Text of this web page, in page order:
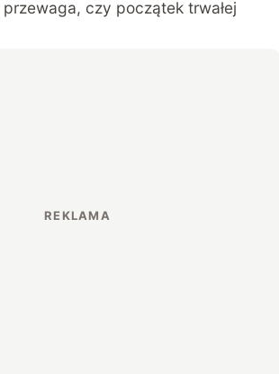
czy początek trwałej